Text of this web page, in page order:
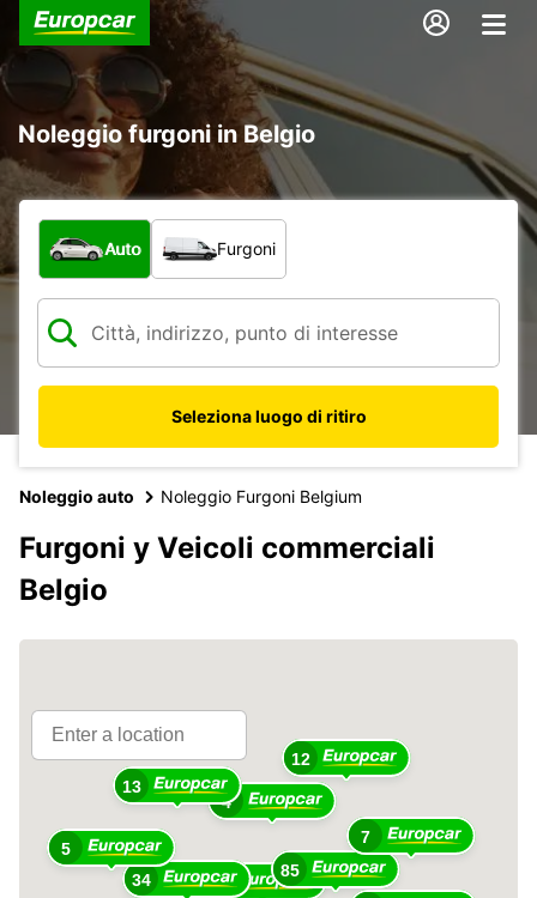
Noleggio furgoni in Belgio
Scegli la tipologia di veicolo:
Auto Furgoni
Seleziona luogo di ritiro
Noleggio auto Noleggio Furgoni Belgium
Furgoni y Veicoli commerciali
Belgio
76
85
4
34
13
12
7
5